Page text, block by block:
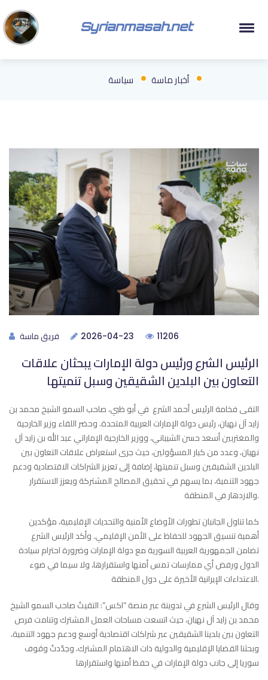
Syrianmasah.net
أخبار ماسة سياسة
فريق ماسة 2026-04-23 11206
الرئيس الشرع ورئيس دولة الإمارات يبحثان علاقات
التعاون بين البلدين الشقيقين وسبل تنميتها
التقى فخامة الرئيس أحمد الشرع في أبو ظبي، صاحب السمو الشيخ محمد بن
زايد آل نهيان، رئيس دولة الإمارات العربية المتحدة. وحضر اللقاء وزير الخارجية
والمغتربين أسعد حسن الشيباني، ووزير الخارجية الإماراتي عبد الله بن زايد آل
نهيان، وعدد من كبار المسؤولين، حيث جرى استعراض علاقات التعاون بين
البلدين الشقيقين وسبل تنميتها، إضافة إلى تعزيز الشراكات الاقتصادية ودعم
جهود التنمية، بما يسهم في تحقيق المصالح المشتركة ويعزز الاستقرار
والازدهار في المنطقة.
كما تناول الجانبان تطورات الأوضاع الأمنية والتحديات الإقليمية، مؤكدين
أهمية تنسيق الجهود للحفاظ على الأمن الإقليمي. وأكد الرئيس الشرع
تضامن الجمهورية العربية السورية مع دولة الإمارات وضرورة احترام سيادة
الدول ورفض أي ممارسات تمس أمنها واستقرارها، ولا سيما في ضوء
الاعتداءات الإيرانية الأخيرة على دول المنطقة.
وقال الرئيس الشرع في تدوينة عبر منصة “اكس”: التقيتُ صاحب السمو الشيخ
محمد بن زايد آل نهيان، حيث اتسعت مساحات العمل المشترك وتنامت فرص
التعاون بين بلدينا الشقيقين عبر شراكات اقتصادية أوسع ودعم جهود التنمية،
وبحثنا القضايا الإقليمية والدولية ذات الاهتمام المشترك، وجدّدتُ وقوف
سوريا إلى جانب دولة الإمارات في حفظ أمنها واستقرارها